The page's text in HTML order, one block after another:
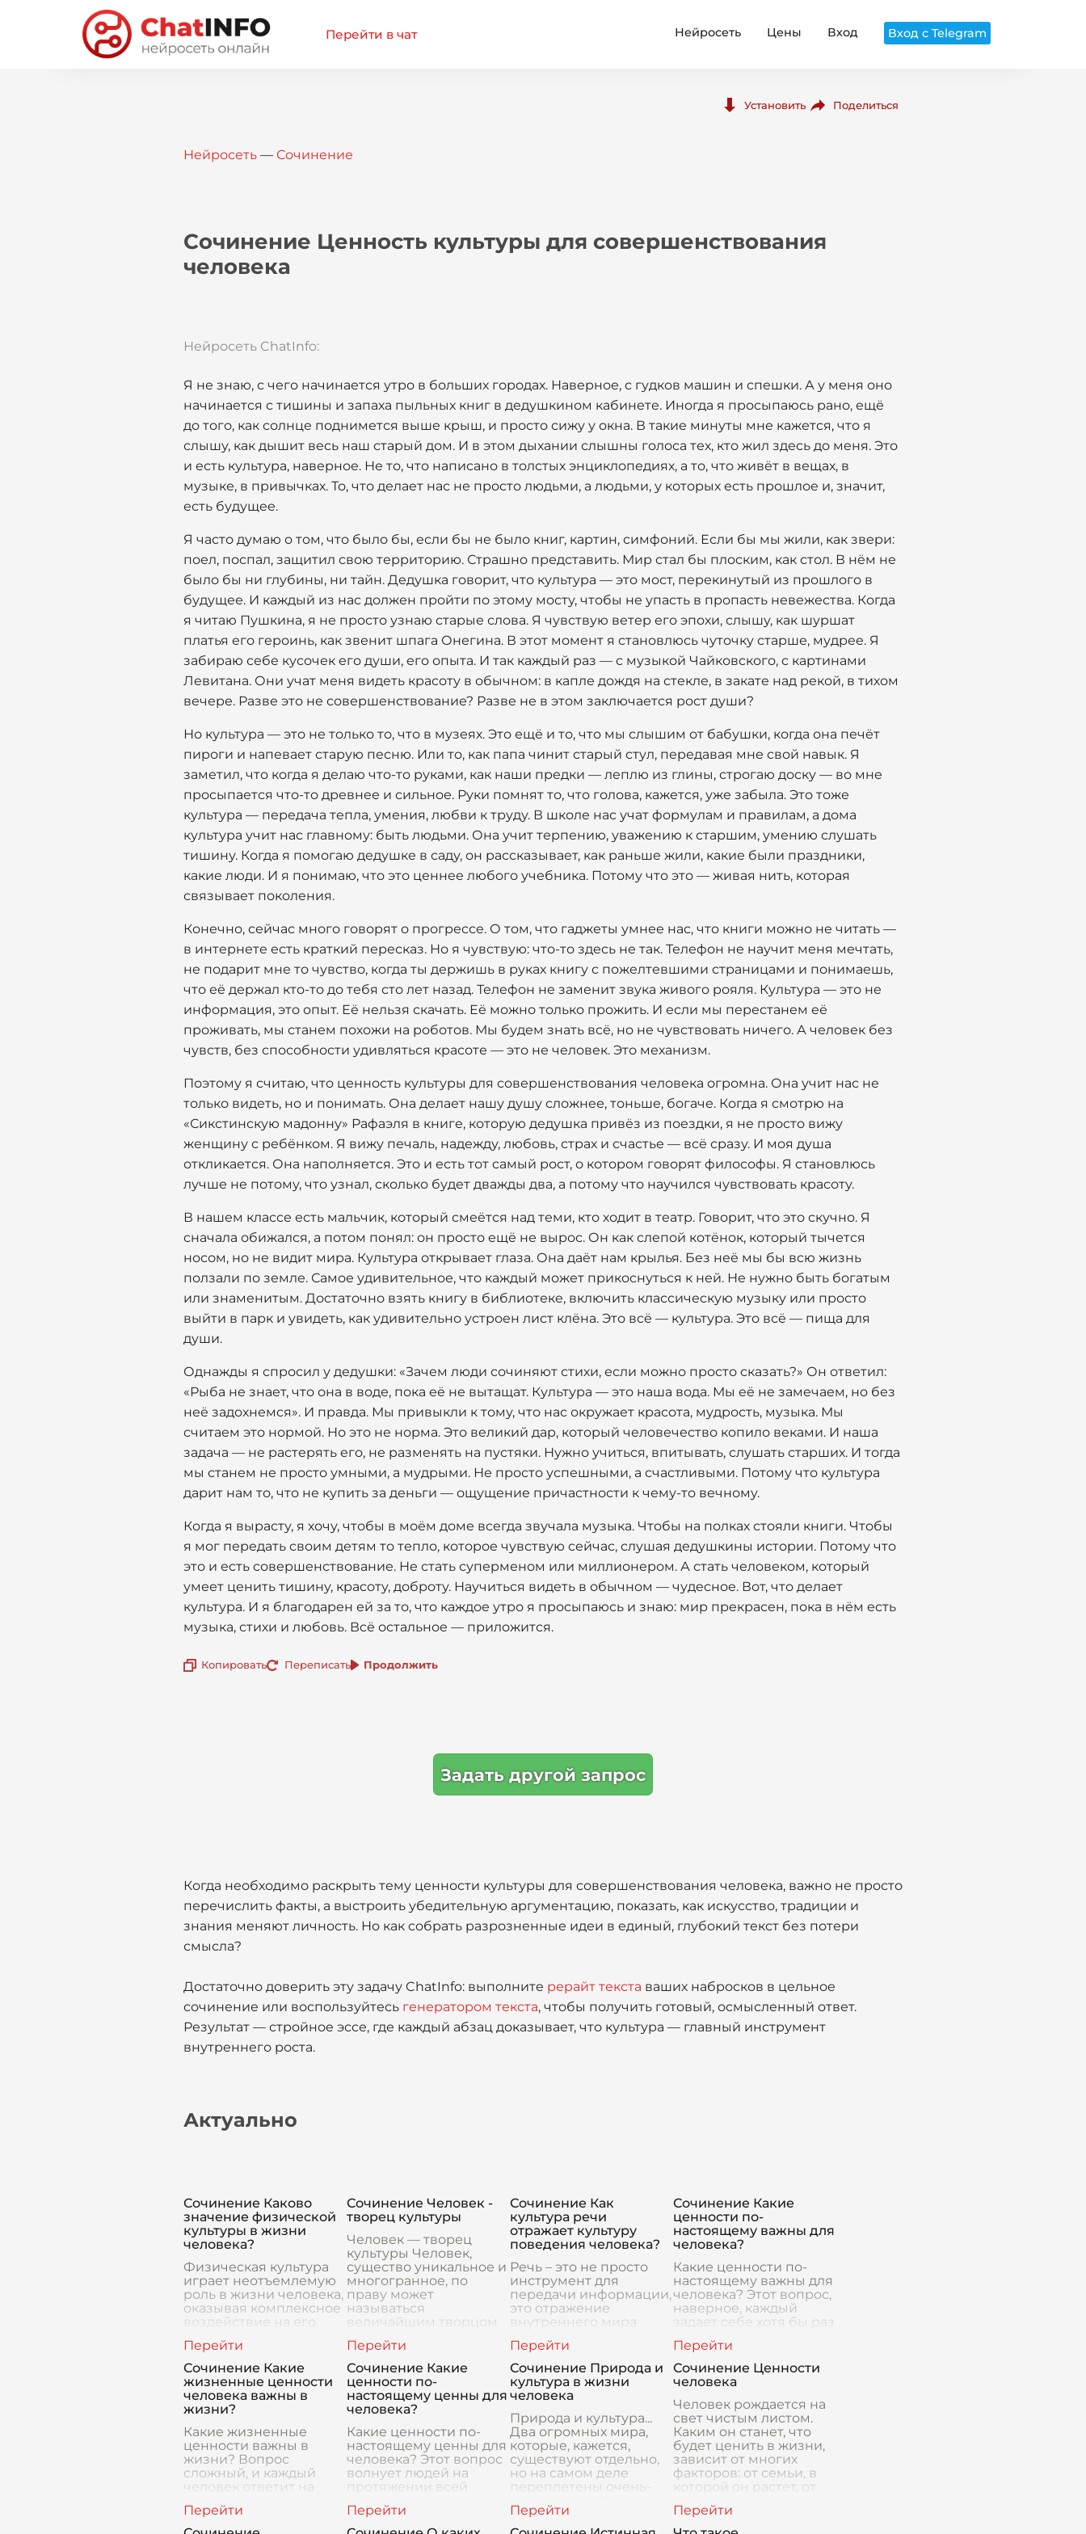
Перейти в чат Нейросеть Цены Вход Вход с Telegram
Установить Поделиться
Нейросеть — Сочинение
Сочинение Ценность культуры для совершенствования
человека
Нейросеть ChatInfo:
Я не знаю, с чего начинается утро в больших городах. Наверное, с гудков машин и спешки. А у меня оно
начинается с тишины и запаха пыльных книг в дедушкином кабинете. Иногда я просыпаюсь рано, ещё
до того, как солнце поднимется выше крыш, и просто сижу у окна. В такие минуты мне кажется, что я
слышу, как дышит весь наш старый дом. И в этом дыхании слышны голоса тех, кто жил здесь до меня. Это
и есть культура, наверное. Не то, что написано в толстых энциклопедиях, а то, что живёт в вещах, в
музыке, в привычках. То, что делает нас не просто людьми, а людьми, у которых есть прошлое и, значит,
есть будущее.
Я часто думаю о том, что было бы, если бы не было книг, картин, симфоний. Если бы мы жили, как звери:
поел, поспал, защитил свою территорию. Страшно представить. Мир стал бы плоским, как стол. В нём не
было бы ни глубины, ни тайн. Дедушка говорит, что культура — это мост, перекинутый из прошлого в
будущее. И каждый из нас должен пройти по этому мосту, чтобы не упасть в пропасть невежества. Когда
я читаю Пушкина, я не просто узнаю старые слова. Я чувствую ветер его эпохи, слышу, как шуршат
платья его героинь, как звенит шпага Онегина. В этот момент я становлюсь чуточку старше, мудрее. Я
забираю себе кусочек его души, его опыта. И так каждый раз — с музыкой Чайковского, с картинами
Левитана. Они учат меня видеть красоту в обычном: в капле дождя на стекле, в закате над рекой, в тихом
вечере. Разве это не совершенствование? Разве не в этом заключается рост души?
Но культура — это не только то, что в музеях. Это ещё и то, что мы слышим от бабушки, когда она печёт
пироги и напевает старую песню. Или то, как папа чинит старый стул, передавая мне свой навык. Я
заметил, что когда я делаю что-то руками, как наши предки — леплю из глины, строгаю доску — во мне
просыпается что-то древнее и сильное. Руки помнят то, что голова, кажется, уже забыла. Это тоже
культура — передача тепла, умения, любви к труду. В школе нас учат формулам и правилам, а дома
культура учит нас главному: быть людьми. Она учит терпению, уважению к старшим, умению слушать
тишину. Когда я помогаю дедушке в саду, он рассказывает, как раньше жили, какие были праздники,
какие люди. И я понимаю, что это ценнее любого учебника. Потому что это — живая нить, которая
связывает поколения.
Конечно, сейчас много говорят о прогрессе. О том, что гаджеты умнее нас, что книги можно не читать —
в интернете есть краткий пересказ. Но я чувствую: что-то здесь не так. Телефон не научит меня мечтать,
не подарит мне то чувство, когда ты держишь в руках книгу с пожелтевшими страницами и понимаешь,
что её держал кто-то до тебя сто лет назад. Телефон не заменит звука живого рояля. Культура — это не
информация, это опыт. Её нельзя скачать. Её можно только прожить. И если мы перестанем её
проживать, мы станем похожи на роботов. Мы будем знать всё, но не чувствовать ничего. А человек без
чувств, без способности удивляться красоте — это не человек. Это механизм.
Поэтому я считаю, что ценность культуры для совершенствования человека огромна. Она учит нас не
только видеть, но и понимать. Она делает нашу душу сложнее, тоньше, богаче. Когда я смотрю на
«Сикстинскую мадонну» Рафаэля в книге, которую дедушка привёз из поездки, я не просто вижу
женщину с ребёнком. Я вижу печаль, надежду, любовь, страх и счастье — всё сразу. И моя душа
откликается. Она наполняется. Это и есть тот самый рост, о котором говорят философы. Я становлюсь
лучше не потому, что узнал, сколько будет дважды два, а потому что научился чувствовать красоту.
В нашем классе есть мальчик, который смеётся над теми, кто ходит в театр. Говорит, что это скучно. Я
сначала обижался, а потом понял: он просто ещё не вырос. Он как слепой котёнок, который тычется
носом, но не видит мира. Культура открывает глаза. Она даёт нам крылья. Без неё мы бы всю жизнь
ползали по земле. Самое удивительное, что каждый может прикоснуться к ней. Не нужно быть богатым
или знаменитым. Достаточно взять книгу в библиотеке, включить классическую музыку или просто
выйти в парк и увидеть, как удивительно устроен лист клёна. Это всё — культура. Это всё — пища для
души.
Однажды я спросил у дедушки: «Зачем люди сочиняют стихи, если можно просто сказать?» Он ответил:
«Рыба не знает, что она в воде, пока её не вытащат. Культура — это наша вода. Мы её не замечаем, но без
неё задохнемся». И правда. Мы привыкли к тому, что нас окружает красота, мудрость, музыка. Мы
считаем это нормой. Но это не норма. Это великий дар, который человечество копило веками. И наша
задача — не растерять его, не разменять на пустяки. Нужно учиться, впитывать, слушать старших. И тогда
мы станем не просто умными, а мудрыми. Не просто успешными, а счастливыми. Потому что культура
дарит нам то, что не купить за деньги — ощущение причастности к чему-то вечному.
Когда я вырасту, я хочу, чтобы в моём доме всегда звучала музыка. Чтобы на полках стояли книги. Чтобы
я мог передать своим детям то тепло, которое чувствую сейчас, слушая дедушкины истории. Потому что
это и есть совершенствование. Не стать суперменом или миллионером. А стать человеком, который
умеет ценить тишину, красоту, доброту. Научиться видеть в обычном — чудесное. Вот, что делает
культура. И я благодарен ей за то, что каждое утро я просыпаюсь и знаю: мир прекрасен, пока в нём есть
музыка, стихи и любовь. Всё остальное — приложится.
Копировать Переписать Продолжить
Задать другой запрос
Когда необходимо раскрыть тему ценности культуры для совершенствования человека, важно не просто
перечислить факты, а выстроить убедительную аргументацию, показать, как искусство, традиции и
знания меняют личность. Но как собрать разрозненные идеи в единый, глубокий текст без потери
смысла?
Достаточно доверить эту задачу ChatInfo: выполните рерайт текста ваших набросков в цельное
сочинение или воспользуйтесь генератором текста, чтобы получить готовый, осмысленный ответ.
Результат — стройное эссе, где каждый абзац доказывает, что культура — главный инструмент
внутреннего роста.
Актуально
Сочинение Каково
значение физической
культуры в жизни
человека?
Физическая культура
играет неотъемлемую
роль в жизни человека,
оказывая комплексное
воздействие на его
психическое и
социальное
благополучие. В
современном мире, где
зн
Сочинение Человек -
творец культуры
Человек — творец
культуры Человек,
существо уникальное и
многогранное, по
праву может
называться
величайшим творцом
планете. С тех пор, как
первые предки
человек
Сочинение Как
культура речи
отражает культуру
поведения человека?
Речь – это не просто
инструмент для
передачи информации,
это отражение
внутреннего мира
чувств, убеждений и,
конечно же, культуры.
Как зеркало отражает
внешни
Сочинение Какие
ценности по-
настоящему важны для
человека?
Какие ценности по-
настоящему важны для
человека? Этот вопрос,
наверное, каждый
задает себе хотя бы раз
него непросто, потому
что для каждого
человека ценност
Сочинение Какие
жизненные ценности
человека важны в
жизни?
Какие жизненные
ценности важны в
жизни? Вопрос
сложный, и каждый
человек ответит на
наверное, есть что-то
общее, то, что делает
Сочинение Какие
ценности по-
настоящему ценны для
человека?
Какие ценности по-
настоящему ценны для
человека? Этот вопрос
волнует людей на
протяжении всей
нас, наверное, хоть раз
задумывался о том, что
Сочинение Природа и
культура в жизни
человека
Природа и культура...
Два огромных мира,
которые, кажется,
существуют отдельно,
но на самом деле
переплетены очень-
что без одного не
может быть другого,
Сочинение Ценности
человека
Человек рождается на
свет чистым листом.
Каким он станет, что
будет ценить в жизни,
зависит от многих
факторов: от семьи, в
которой он растет, от
окружают, от о